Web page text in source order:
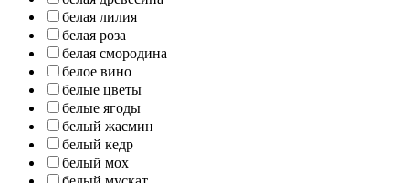
белая лилия
белая роза
белая смородина
белое вино
белые цветы
белые ягоды
белый жасмин
белый кедр
белый мох